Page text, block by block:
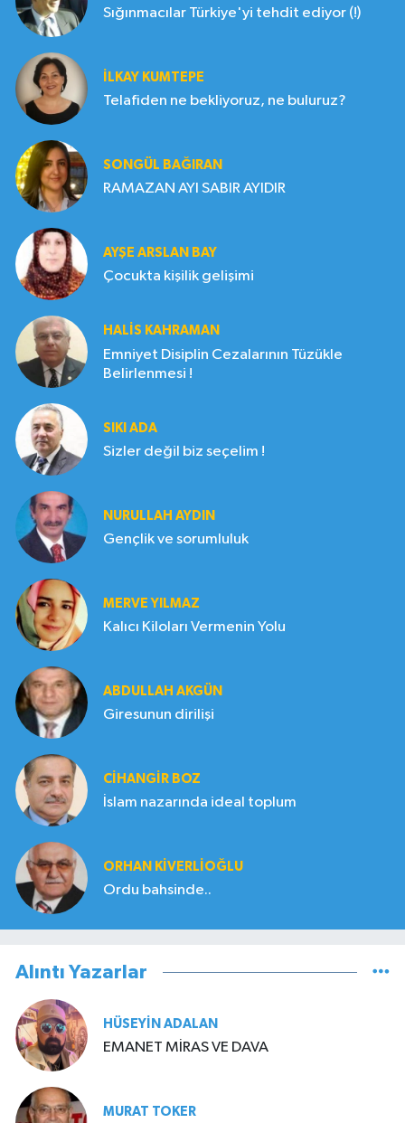
Sığınmacılar Türkiye'yi tehdit ediyor (!)
İLKAY KUMTEPE
Telafiden ne bekliyoruz, ne buluruz?
SONGÜL BAĞIRAN
RAMAZAN AYI SABIR AYIDIR
AYŞE ARSLAN BAY
Çocukta kişilik gelişimi
HALIS KAHRAMAN
Emniyet Disiplin Cezalarının Tüzükle
Belirlenmesi !
SIKI ADA
Sizler değil biz seçelim !
NURULLAH AYDIN
Gençlik ve sorumluluk
MERVE YILMAZ
Kalıcı Kiloları Vermenin Yolu
ABDULLAH AKGÜN
Giresunun dirilişi
CIHANGIR BOZ
İslam nazarında ideal toplum
ORHAN KIVERLIOĞLU
Ordu bahsinde..
Alıntı Yazarlar
HÜSEYIN ADALAN
EMANET MİRAS VE DAVA
MURAT TOKER